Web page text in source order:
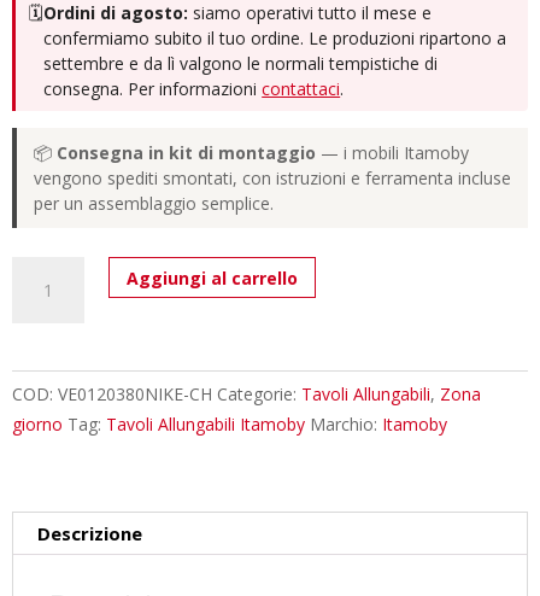
🗓️Ordini di agosto: siamo operativi tutto il mese e
confermiamo subito il tuo ordine. Le produzioni ripartono a
settembre e da lì valgono le normali tempistiche di
consegna. Per informazionicontattaci.
📦 Consegna in kit di montaggio — i mobili Itamoby
vengono spediti smontati, con istruzioni e ferramenta incluse
per un assemblaggio semplice.
allungabile
Niket
cashmere
quantità
Aggiungi al carrello
COD: VE0120380NIKE-CH Categorie: Tavoli Allungabili, Zona
giorno Tag: Tavoli Allungabili Itamoby Marchio: Itamoby
Descrizione